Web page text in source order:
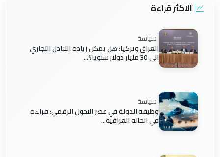
الاكثر قراءة
سياسة
العراق وتركيا: هل يمكن زيادة التبادل التجاري
الى 30 مليار دولار سنويا؟...
سياسة
وظيفة الدولة في عصر التحول الرقمي: قراءة
في الحالة العراقية...